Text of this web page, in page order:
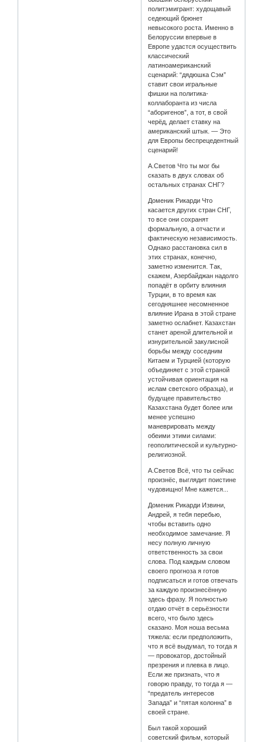
политэмигрант: худощавый
седеющий брюнет
невысокого роста. Именно в
Белоруссии впервые в
Европе удастся осуществить
классический
латиноамериканский
сценарий: “дядюшка Сэм”
ставит свои игральные
фишки на политика-
коллаборанта из числа
“аборигенов”, а тот, в свой
черёд, делает ставку на
американский штык. — Это
для Европы беспрецедентный
сценарий!
А.Светов Что ты мог бы
сказать в двух словах об
остальных странах СНГ?
Доменик Рикарди Что
касается других стран СНГ,
то все они сохранят
формальную, а отчасти и
фактическую независимость.
Однако расстановка сил в
этих странах, конечно,
заметно изменится. Так,
скажем, Азербайджан надолго
попадёт в орбиту влияния
Турции, в то время как
сегодняшнее несомненное
влияние Ирана в этой стране
заметно ослабнет. Казахстан
станет ареной длительной и
изнурительной закулисной
борьбы между соседним
Китаем и Турцией (которую
объединяет с этой страной
устойчивая ориентация на
ислам светского образца), и
будущее правительство
Казахстана будет более или
менее успешно
маневрировать между
обеими этими силами:
геополитической и культурно-
религиозной.
А.Светов Всё, что ты сейчас
произнёс, выглядит поистине
чудовищно! Мне кажется...
Доменик Рикарди Извини,
Андрей, я тебя перебью,
чтобы вставить одно
необходимое замечание. Я
несу полную личную
ответственность за свои
слова. Под каждым словом
своего прогноза я готов
подписаться и готов отвечать
за каждую произнесённую
здесь фразу. Я полностью
отдаю отчёт в серьёзности
всего, что было здесь
сказано. Моя ноша весьма
тяжела: если предположить,
что я всё выдумал, то тогда я
— провокатор, достойный
презрения и плевка в лицо.
Если же признать, что я
говорю правду, то тогда я —
“предатель интересов
Запада” и “пятая колонна” в
своей стране.
Был такой хороший
советский фильм, который